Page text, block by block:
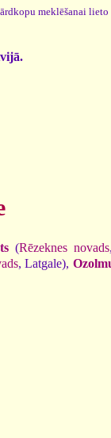
meklēšanai lieto
(Rēzeknes novads
, Latgale),